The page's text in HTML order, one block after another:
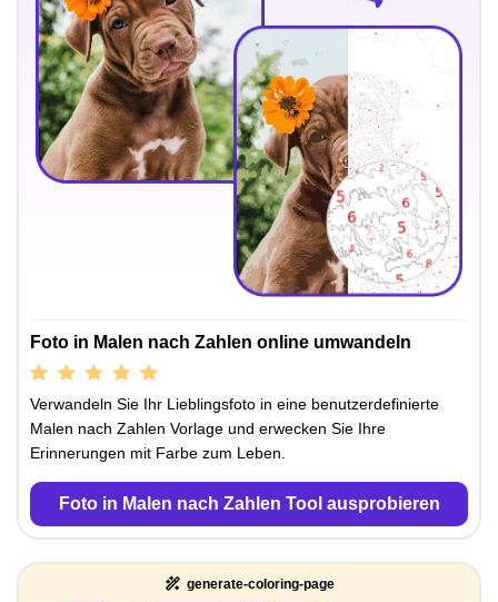
Foto in Malen nach Zahlen online umwandeln
Verwandeln Sie Ihr Lieblingsfoto in eine benutzerdefinierte
Malen nach Zahlen Vorlage und erwecken Sie Ihre
Erinnerungen mit Farbe zum Leben.
Foto in Malen nach Zahlen Tool ausprobieren
generate-coloring-page